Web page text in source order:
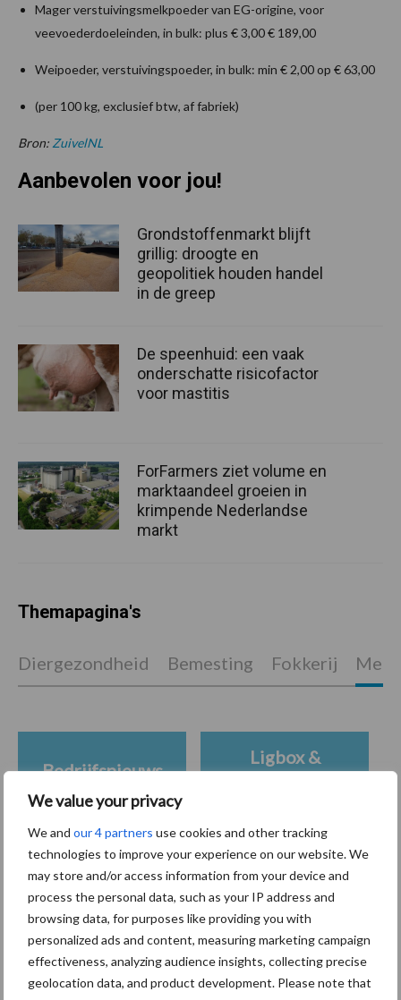
We value your privacy
We and our 4 partners use cookies and other tracking
technologies to improve your experience on our website. We
may store and/or access information from your device and
process the personal data, such as your IP address and
browsing data, for purposes like providing you with
personalized ads and content, measuring marketing campaign
effectiveness, analyzing audience insights, collecting precise
geolocation data, and product development. Please note that
Mager verstuivingsmelkpoeder van EG-origine, voor
veevoederdoeleinden, in bulk: plus € 3,00 € 189,00
Weipoeder, verstuivingspoeder, in bulk: min € 2,00 op € 63,00
(per 100 kg, exclusief btw, af fabriek)
Bron: ZuivelNL
Primaire
Sidebar
Recent nieuws Partner nieuws
Aanbevolen voor jou!
Grondstoffenmarkt blijft
grillig: droogte en
geopolitiek houden handel
in de greep
De speenhuid: een vaak
onderschatte risicofactor
voor mastitis
ForFarmers ziet volume en
marktaandeel groeien in
krimpende Nederlandse
markt
Themapagina's
Diergezondheid Bemesting Fokkerij
Bedrijfsnieuws
Ligbox &
Toon meer